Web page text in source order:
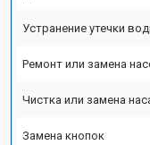
Устранение утечки
Ремонт или замена
Чистка или замена
Замена кнопок